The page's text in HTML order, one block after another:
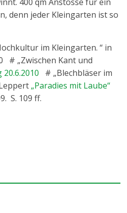
denn jeder Kleingarten ist so
im Kleingarten. “ in
# „Zwischen Kant und
# „Blechbläser im
„Paradies mit Laube“
S. 109 ff.